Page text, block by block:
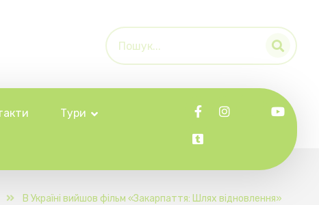
Тури
В Україні вийшов фільм «Закарпаття: Шлях відновлення»